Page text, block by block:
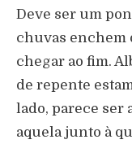
Deve ser um
chuvas enchem
chegar ao fim.
de repente
lado, parece ser
aquela junto à